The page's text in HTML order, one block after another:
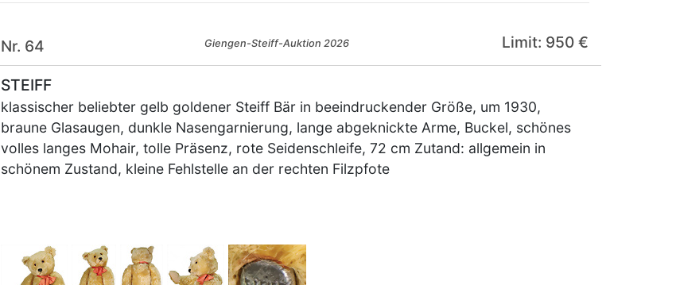
Nr. 64 Giengen-Steiff-Auktion 2026 Limit: 950 €
STEIFF
klassischer beliebter gelb goldener Steiff Bär in beeindruckender Größe, um 1930,
braune Glasaugen, dunkle Nasengarnierung, lange abgeknickte Arme, Buckel, schönes
volles langes Mohair, tolle Präsenz, rote Seidenschleife, 72 cm Zutand: allgemein in
schönem Zustand, kleine Fehlstelle an der rechten Filzpfote